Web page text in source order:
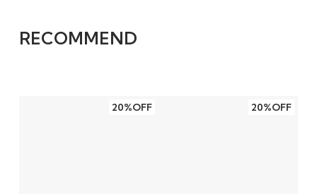
RECOMMEND
20%OFF 20%OFF